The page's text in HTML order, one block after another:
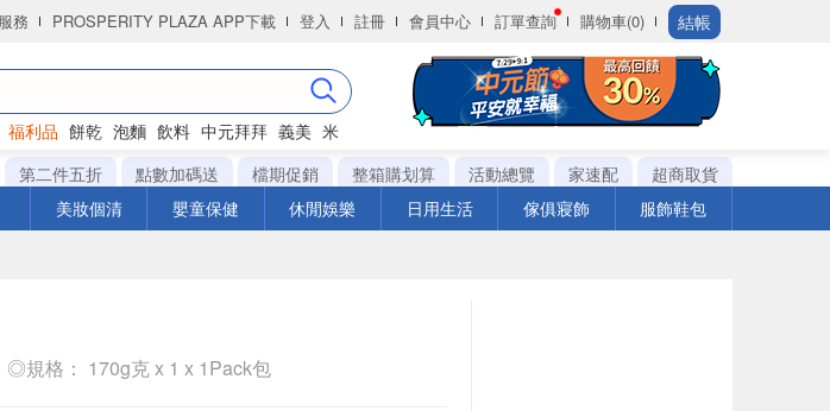
務 PROSPERITY PLAZA APP下載 登入 註冊 會員中心 訂單查詢 購物車(0) 結帳
福利品 餅乾 泡麵 飲料 中元拜拜 義美 米
第二件五折 點數加碼送 檔期促銷 整箱購划算 活動總覽 家速配
超商取貨
美妝個清 嬰童保健 休閒娛樂 日用生活 傢俱寢飾 服飾鞋包
◎規格： 170g克 x 1 x 1Pack包